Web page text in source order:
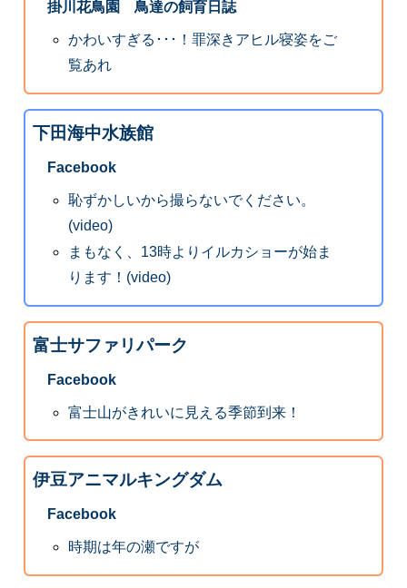
掛川花鳥園 鳥達の飼育日誌
かわいすぎる･･･！罪深きアヒル寝姿をご
覧あれ
下田海中水族館
Facebook
恥ずかしいから撮らないでください。
(video)
まもなく、13時よりイルカショーが始ま
ります！(video)
富士サファリパーク
Facebook
富士山がきれいに見える季節到来！
伊豆アニマルキングダム
Facebook
時期は年の瀬ですが